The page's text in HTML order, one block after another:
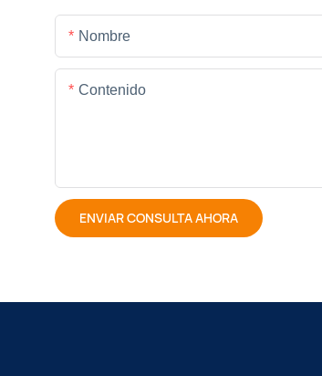
Nombre
Contenido
ENVIAR CONSULTA AHORA